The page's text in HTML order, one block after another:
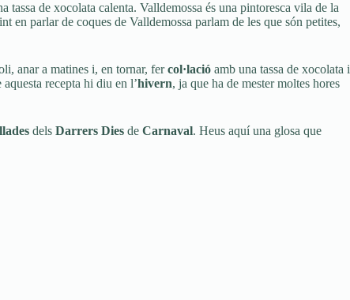
de xocolata calenta. Valldemossa és una pintoresca vila de la
en parlar de coques de Valldemossa parlam de les que són petites,
anar a matines i, en tornar, fercol·lació amb una tassa de xocolata i
recepta hi diu en l’hivern, ja que ha de mester moltes hores
dels Darrers Dies de Carnaval. Heus aquí una glosa que